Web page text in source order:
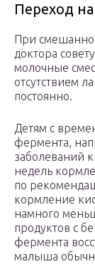
Переход
При
доктора
молочные
отсутствием
постоянно.
Детям с
фермента,
заболеваний
недель
по
кормление
намного
продуктов с
фермента
малыша